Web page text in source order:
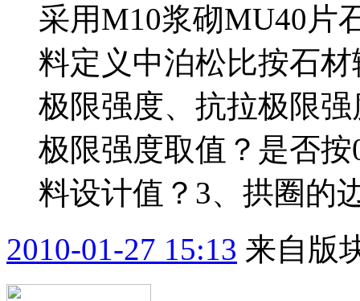
采用M10浆砌MU40片
料定义中泊松比按石
极限强度、抗拉极限
极限强度取值？是否
料设计值？3、拱圈的
2010-01-27 15:13 来自版